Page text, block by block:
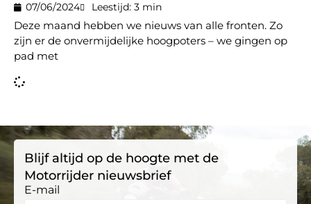
07/06/2024 Leestijd: 3 min
Deze maand hebben we nieuws van alle fronten. Zo
zijn er de onvermijdelijke hoogpoters – we gingen op
pad met
Blijf altijd op de hoogte met de
Motorrijder nieuwsbrief
E-mail